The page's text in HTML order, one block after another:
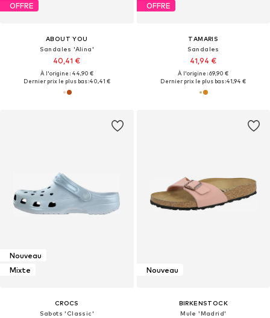
OFFRE
ABOUT YOU
Sandales 'Alina'
40,41 €
À l'origine : 44,90 €
Dernier prix le plus bas :40,41 €
OFFRE
TAMARIS
Sandales
41,94 €
À l'origine : 69,90 €
Dernier prix le plus bas :41,94 €
Nouveau
Mixte
CROCS
Sabots 'Classic'
Nouveau
BIRKENSTOCK
Mule 'Madrid'